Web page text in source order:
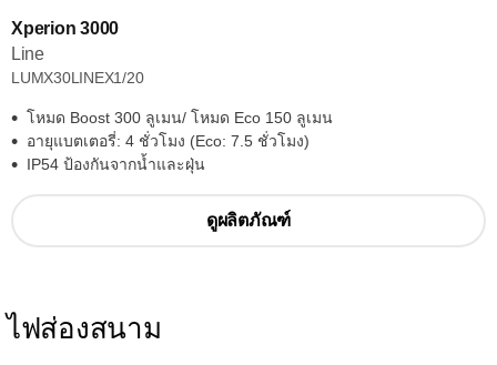
Xperion 3000
Line
LUMX30LINEX1/20
โหมด Boost 300 ลูเมน/ โหมด Eco 150 ลูเมน
อายุแบตเตอรี่: 4 ชั่วโมง (Eco: 7.5 ชั่วโมง)
IP54 ป้องกันจากน้ำและฝุ่น
ดูผลิตภัณฑ์
ไฟส่องสนาม